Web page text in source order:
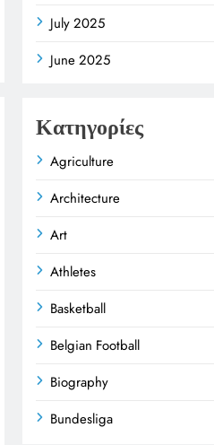
July 2025
June 2025
Κατηγορίες
Agriculture
Architecture
Art
Athletes
Basketball
Belgian Football
Biography
Bundesliga